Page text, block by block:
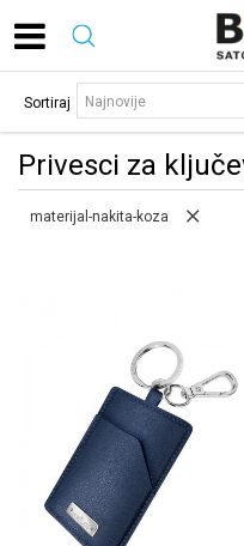
Privesci za
Sortiraj
materijal-nakita-koza